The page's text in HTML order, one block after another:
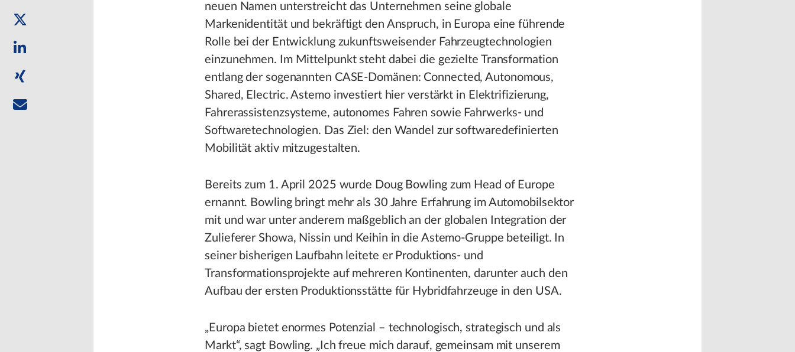
neuen Namen unterstreicht das Unternehmen seine globale
Markenidentität und bekräftigt den Anspruch, in Europa eine führende
Rolle bei der Entwicklung zukunftsweisender Fahrzeugtechnologien
einzunehmen. Im Mittelpunkt steht dabei die gezielte Transformation
entlang der sogenannten CASE-Domänen: Connected, Autonomous,
Shared, Electric. Astemo investiert hier verstärkt in Elektrifizierung,
Fahrerassistenzsysteme, autonomes Fahren sowie Fahrwerks- und
Softwaretechnologien. Das Ziel: den Wandel zur softwaredefinierten
Mobilität aktiv mitzugestalten.
Bereits zum 1. April 2025 wurde Doug Bowling zum Head of Europe
ernannt. Bowling bringt mehr als 30 Jahre Erfahrung im Automobilsektor
mit und war unter anderem maßgeblich an der globalen Integration der
Zulieferer Showa, Nissin und Keihin in die Astemo-Gruppe beteiligt. In
seiner bisherigen Laufbahn leitete er Produktions- und
Transformationsprojekte auf mehreren Kontinenten, darunter auch den
Aufbau der ersten Produktionsstätte für Hybridfahrzeuge in den USA.
„Europa bietet enormes Potenzial – technologisch, strategisch und als
Markt“, sagt Bowling. „Ich freue mich darauf, gemeinsam mit unserem